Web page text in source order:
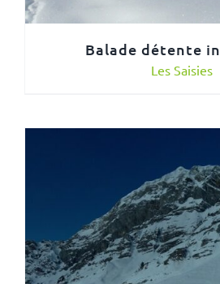
Balade détente
Les Saisies